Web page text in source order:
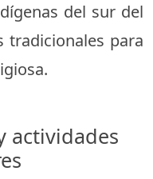
del sur del
tradicionales para
actividades